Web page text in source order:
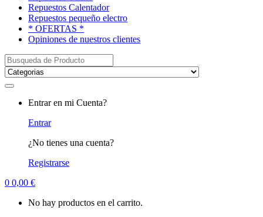
Repuestos Calentador
Repuestos pequeño electro
* OFERTAS *
Opiniones de nuestros clientes
Buscar:
Entrar en mi Cuenta?
Entrar
¿No tienes una cuenta?
Registrarse
0 0,00 €
No hay productos en el carrito.